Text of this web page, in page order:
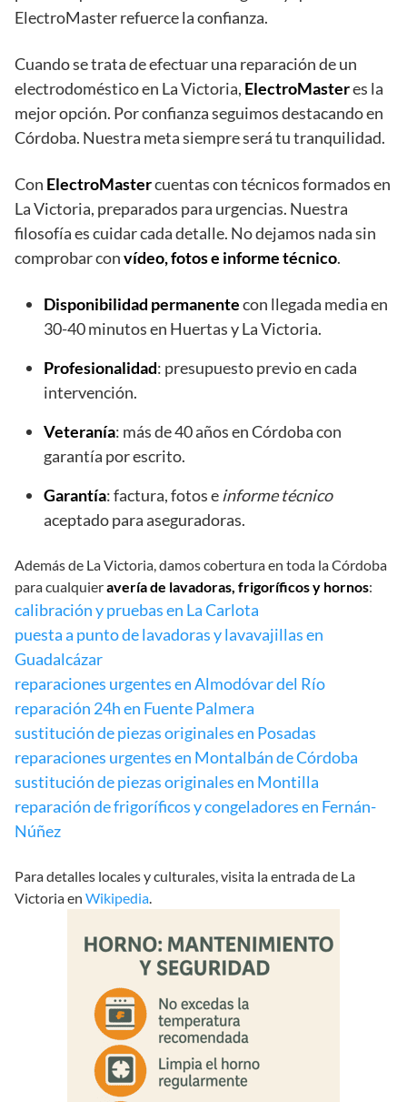
ElectroMaster refuerce la confianza.
Cuando se trata de efectuar una reparación de un
electrodoméstico en La Victoria, ElectroMasteres la
mejor opción. Por confianza seguimos destacando en
Córdoba. Nuestra meta siempre será tu tranquilidad.
Con ElectroMastercuentas con técnicos formados en
La Victoria, preparados para urgencias. Nuestra
filosofía es cuidar cada detalle. No dejamos nada sin
comprobar convídeo, fotos e informe técnico.
Disponibilidad permanentecon llegada media en
30-40 minutos en Huertas y La Victoria.
Profesionalidad: presupuesto previo en cada
intervención.
Veteranía: más de 40 años en Córdoba con
garantía por escrito.
Garantía: factura, fotos einforme técnico
aceptado para aseguradoras.
Además de La Victoria, damos cobertura en toda la Córdoba
para cualquieravería de lavadoras, frigoríficos y hornos:
calibración y pruebas en La Carlota
puesta a punto de lavadoras y lavavajillas en
Guadalcázar
reparaciones urgentes en Almodóvar del Río
reparación 24h en Fuente Palmera
sustitución de piezas originales en Posadas
reparaciones urgentes en Montalbán de Córdoba
sustitución de piezas originales en Montilla
reparación de frigoríficos y congeladores en Fernán-
Núñez
Para detalles locales y culturales, visita la entrada de La
Victoria en Wikipedia.